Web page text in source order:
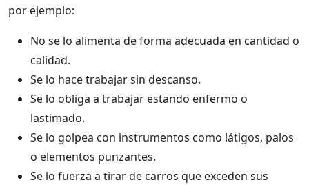
por ejemplo:
No se lo alimenta de forma adecuada en cantidad o
calidad.
Se lo hace trabajar sin descanso.
Se lo obliga a trabajar estando enfermo o
lastimado.
Se lo golpea con instrumentos como látigos, palos
o elementos punzantes.
Se lo fuerza a tirar de carros que exceden sus